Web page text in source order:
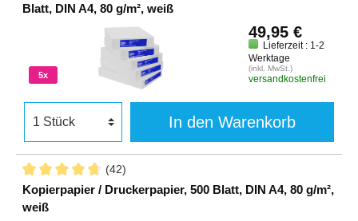
Blatt, DIN A4, 80 g/m², weiß
5x
49,95 €
Lieferzeit : 1-2
Werktage
(inkl. MwSt.)
versandkostenfrei
In den Warenkorb
(42)
Kopierpapier / Druckerpapier, 500 Blatt, DIN A4, 80 g/m²,
weiß